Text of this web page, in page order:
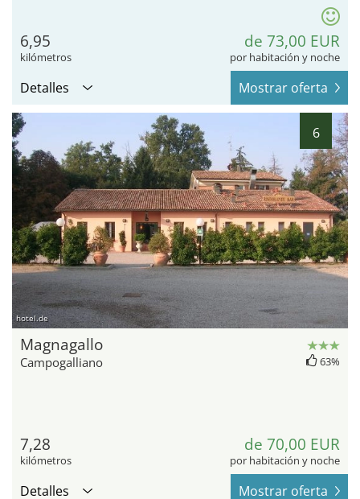
6,95
kilómetros
de 73,00 EUR
por habitación y noche
Detalles Mostrar oferta
6
hotel.de
Magnagallo
Campogalliano 63%
7,28
kilómetros
de 70,00 EUR
por habitación y noche
Detalles Mostrar oferta